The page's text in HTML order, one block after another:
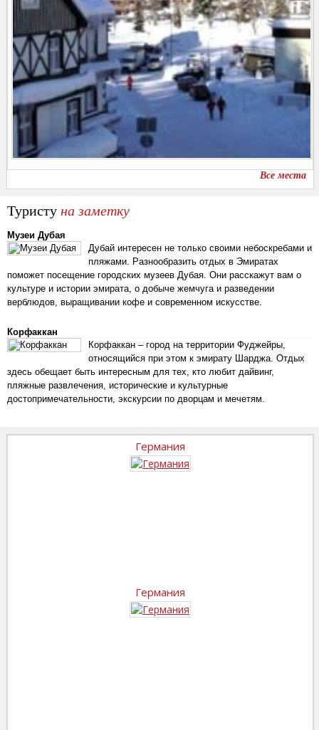
Все места
Туристу на заметку
Музеи Дубая
Дубай интересен не только своими небоскребами и
пляжами. Разнообразить отдых в Эмиратах
поможет посещение городских музеев Дубая. Они расскажут вам о
культуре и истории эмирата, о добыче жемчуга и разведении
верблюдов, выращивании кофе и современном искусстве.
Корфаккан
Корфаккан – город на территории Фуджейры,
относящийся при этом к эмирату Шарджа. Отдых
здесь обещает быть интересным для тех, кто любит дайвинг,
пляжные развлечения, исторические и культурные
достопримечательности, экскурсии по дворцам и мечетям.
Германия
Германия